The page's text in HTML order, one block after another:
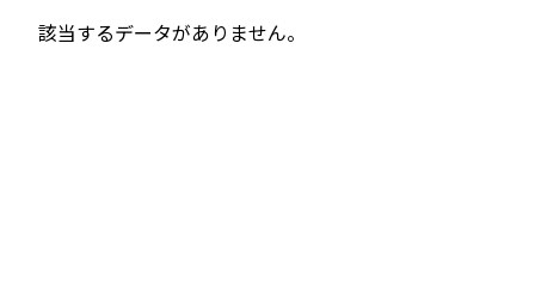
該当するデータがありません。